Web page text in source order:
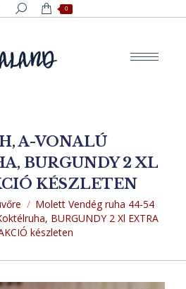
Search: 0
A-VONALÚ
BURGUNDY 2 XL
KÉSZLETEN
Molett Vendég ruha 44-54
BURGUNDY 2 Xl EXTRA
készleten